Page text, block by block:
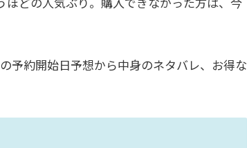
予約開始日予想から中身のネタバレ、お得な